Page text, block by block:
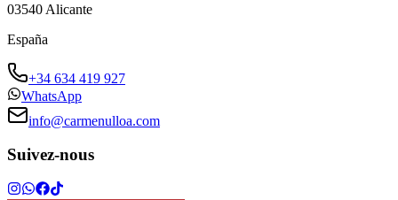
03540 Alicante
España
+34 634 419 927
WhatsApp
info@carmenulloa.com
Suivez-nous